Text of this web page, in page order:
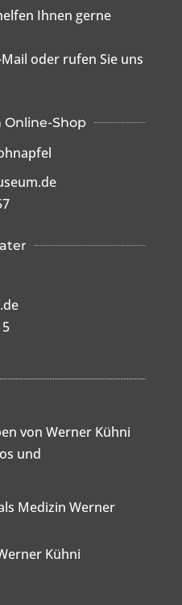
Ihnen gerne
oder rufen Sie uns
Shop
von Werner Kühni
und
Medizin Werner
Kühni